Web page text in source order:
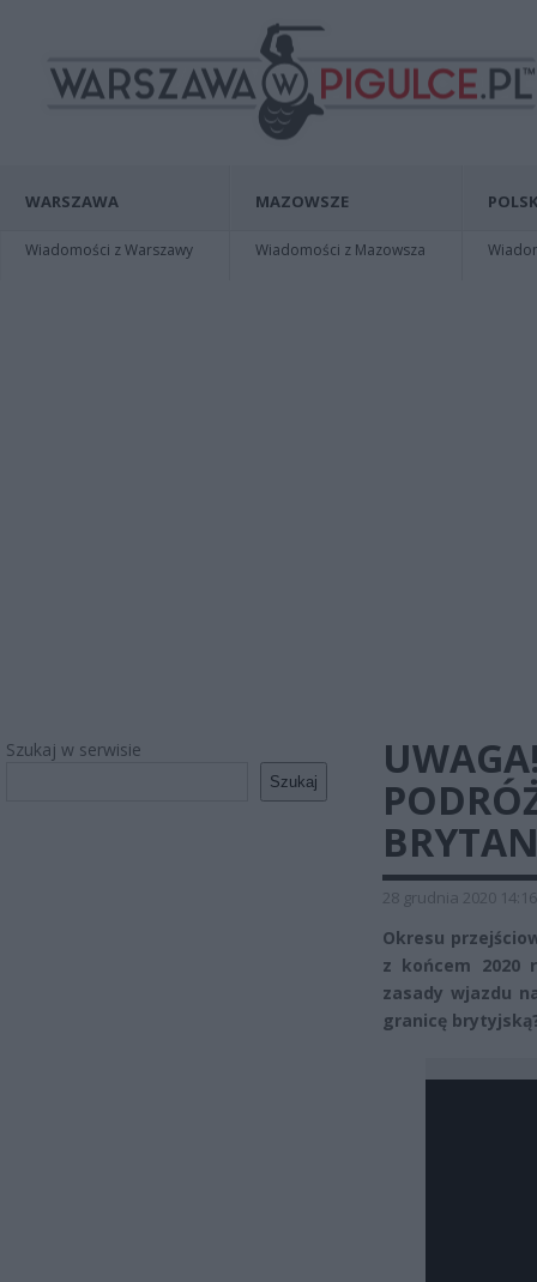
WARSZAWA
Wiadomości z Warszawy
MAZOWSZE
Wiadomości z Mazowsza
Szukaj w serwisie
Szukaj
28 grudnia 2020 14:16
Okresu
z końcem 2020
zasady wjazdu
granicę